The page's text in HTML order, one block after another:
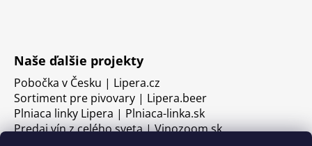
Naše ďalšie projekty
Pobočka v Česku | Lipera.cz
Sortiment pre pivovary | Lipera.beer
Plniaca linky Lipera | Plniaca-linka.sk
Predaj vín z celého sveta | Vinozoom.sk